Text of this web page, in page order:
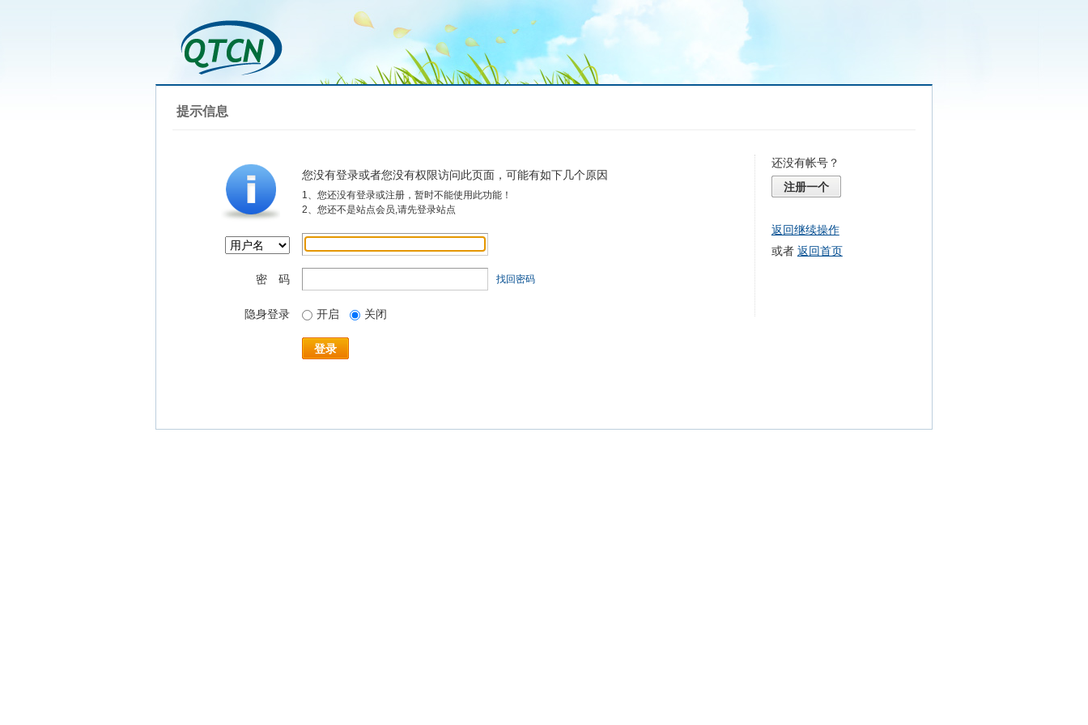
提示信息
您没有登录或者您没有权限访问此页面，可能有如下几个原因
1、您还没有登录或注册，暂时不能使用此功能！
2、您还不是站点会员,请先登录站点
密 码 找回密码
隐身登录 开启 关闭
登录
还没有帐号？
注册一个
返回继续操作
或者 返回首页